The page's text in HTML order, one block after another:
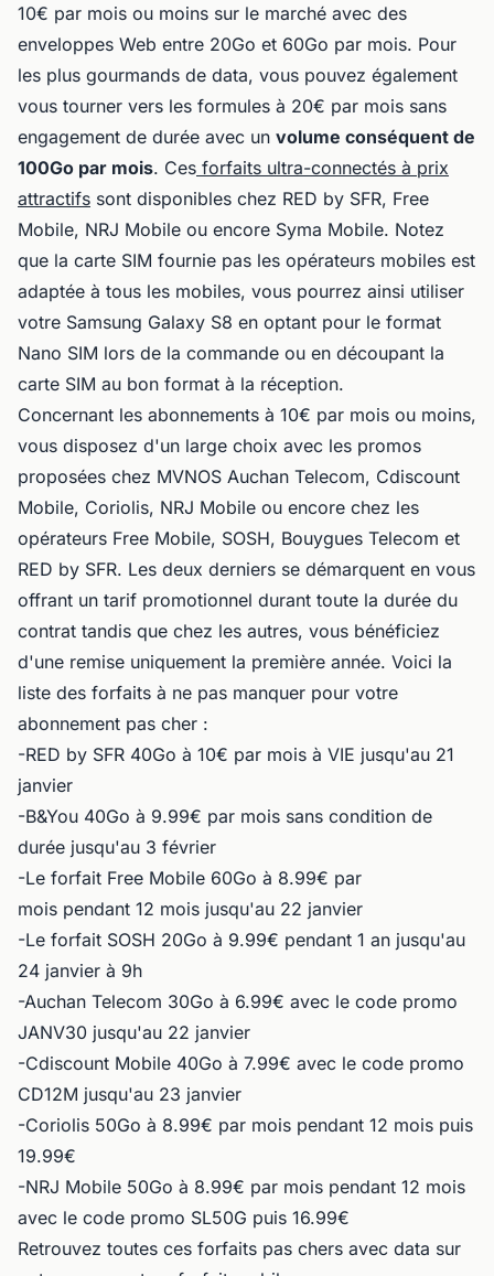
10€ par mois ou moins sur le marché avec des
enveloppes Web entre 20Go et 60Go par mois. Pour
les plus gourmands de data, vous pouvez également
vous tourner vers les formules à 20€ par mois sans
engagement de durée avec un volume conséquent de
100Go par mois. Ces forfaits ultra-connectés à prix
attractifs sont disponibles chez RED by SFR, Free
Mobile, NRJ Mobile ou encore Syma Mobile. Notez
que la carte SIM fournie pas les opérateurs mobiles est
adaptée à tous les mobiles, vous pourrez ainsi utiliser
votre Samsung Galaxy S8 en optant pour le format
Nano SIM lors de la commande ou en découpant la
carte SIM au bon format à la réception.
Concernant les abonnements à 10€ par mois ou moins,
vous disposez d'un large choix avec les promos
proposées chez MVNOS Auchan Telecom, Cdiscount
Mobile, Coriolis, NRJ Mobile ou encore chez les
opérateurs Free Mobile, SOSH, Bouygues Telecom et
RED by SFR. Les deux derniers se démarquent en vous
offrant un tarif promotionnel durant toute la durée du
contrat tandis que chez les autres, vous bénéficiez
d'une remise uniquement la première année. Voici la
liste des forfaits à ne pas manquer pour votre
abonnement pas cher :
-RED by SFR 40Go à 10€ par mois à VIE jusqu'au 21
janvier
-B&You 40Go à 9.99€ par mois sans condition de
durée jusqu'au 3 février
-Le forfait Free Mobile 60Go à 8.99€ par
mois pendant 12 mois jusqu'au 22 janvier
-Le forfait SOSH 20Go à 9.99€ pendant 1 an jusqu'au
24 janvier à 9h
-Auchan Telecom 30Go à 6.99€ avec le code promo
JANV30 jusqu'au 22 janvier
-Cdiscount Mobile 40Go à 7.99€ avec le code promo
CD12M jusqu'au 23 janvier
-Coriolis 50Go à 8.99€ par mois pendant 12 mois puis
19.99€
-NRJ Mobile 50Go à 8.99€ par mois pendant 12 mois
avec le code promo SL50G puis 16.99€
Retrouvez toutes ces forfaits pas chers avec data sur